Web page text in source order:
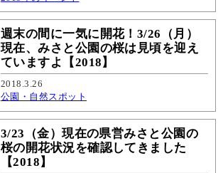
週末の間に一気に開花！3/26（月）
現在、みさと公園の桜は見頃を迎え
ていますよ【2018】
2018.3.26
公園・自然スポット
3/23（金）現在の県営みさと公園の
桜の開花状況を確認してきました
【2018】